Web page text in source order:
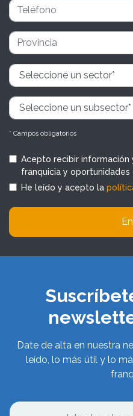
* Campos obligatorios
Acepto recibir información
franquicia y oportunidades
He leído y acepto la
Date de alta en nuestra
leído, lo más útil y lo